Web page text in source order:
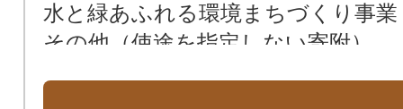
水と緑あふれる環境まちづくり事業
その他（使途を指定しない寄附）